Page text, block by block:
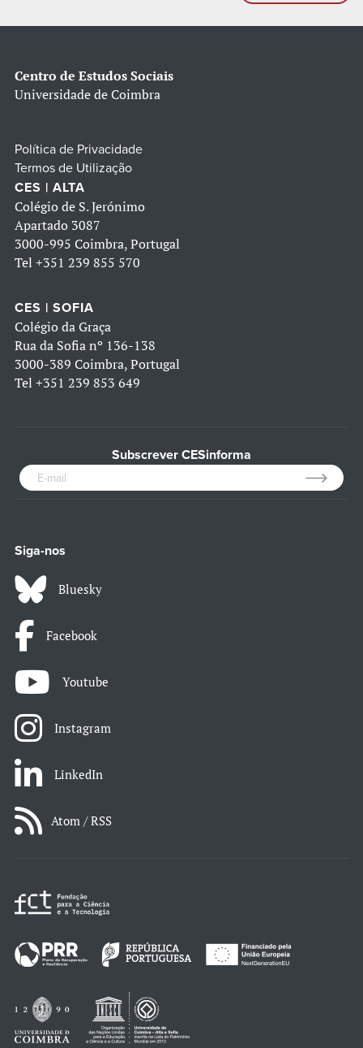
Centro de Estudos Sociais
Universidade de Coimbra
Política de Privacidade
Termos de Utilização
CES | ALTA
Colégio de S. Jerónimo
Apartado 3087
3000-995 Coimbra, Portugal
Tel +351 239 855 570
CES | SOFIA
Colégio da Graça
Rua da Sofia nº 136-138
3000-389 Coimbra, Portugal
Tel +351 239 853 649
Subscrever CESinforma
Siga-nos
Bluesky
Facebook
Youtube
Instagram
LinkedIn
Atom / RSS